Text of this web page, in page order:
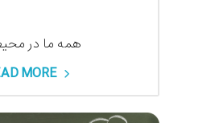
همه ما در
MORE